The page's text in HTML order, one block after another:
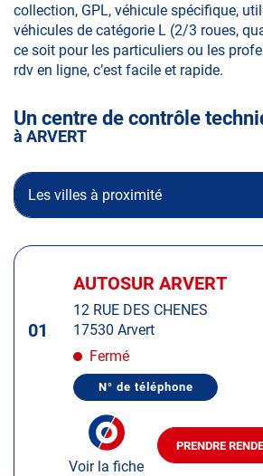
collection, GPL, véhicule spécifique,
véhicules de catégorie L (2/3 roues,
ce soit pour les particuliers ou les
rdv en ligne, c’est facile et rapide.
Un centre de contrôle
à ARVERT
Les villes à proximité
Appuyer
ENTRÉE
01
Centre
:
AUTOSUR ARVERT
12 RUE DES CHENES
17530 Arvert
Fermé
N° de téléphone
AFFICHER
TÉLÉPHONE
Voir la fiche
PRENDRE